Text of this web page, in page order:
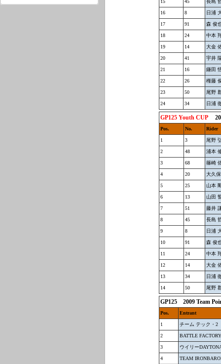
15 45 長島
16 8 日浦
17 91 森 俊
18 24 中本
19 14 大金
20 41 宇井
21 16 鎌田
22 26 権藤
23 50 尾野
24 34 日浦
GP125 Youth CUP
Pos. No. Rider
1 3 尾野
2 48 浦本
3 68 篠崎
4 20 大久
5 25 山本
6 13 山田
7 51 藤井
8 45 長島
9 8 日浦
10 91 森 俊
11 24 中本
12 14 大金
13 34 日浦
14 50 尾野
GP125 2009 Team
Pos. Entrant
1 チーム テック・2
2 BATTLE FACTORY
3 ウイリー
4 TEAM